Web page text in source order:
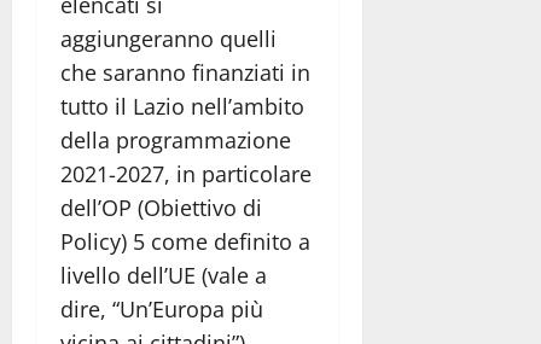
aggiungeranno quelli
che saranno finanziati in
tutto il Lazio nell’ambito
della programmazione
2021-2027, in particolare
dell’OP (Obiettivo di
Policy) 5 come definito a
livello dell’UE (vale a
dire, “Un’Europa più